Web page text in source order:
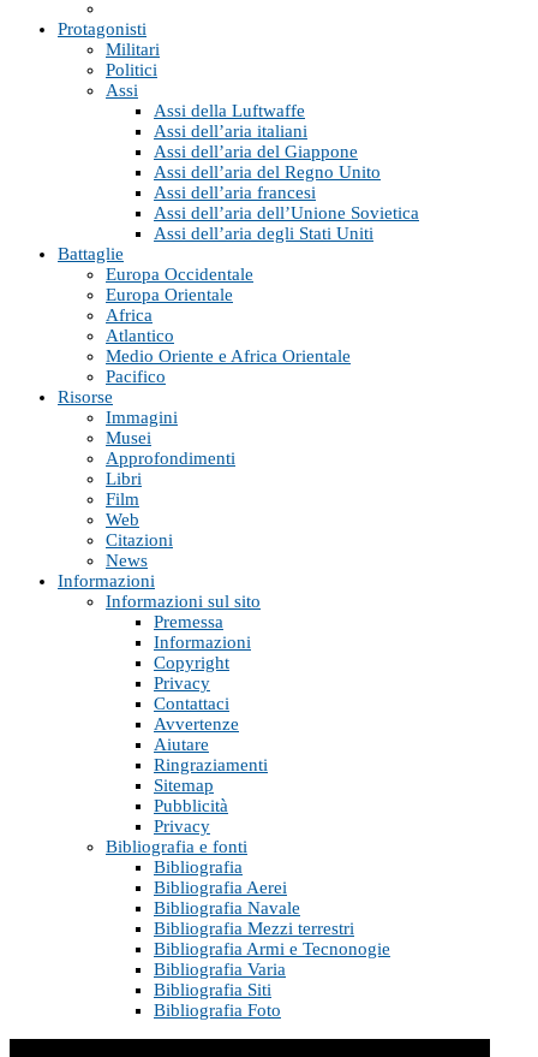
Protagonisti
Militari
Politici
Assi
Assi della Luftwaffe
Assi dell’aria italiani
Assi dell’aria del Giappone
Assi dell’aria del Regno Unito
Assi dell’aria francesi
Assi dell’aria dell’Unione Sovietica
Assi dell’aria degli Stati Uniti
Battaglie
Europa Occidentale
Europa Orientale
Africa
Atlantico
Medio Oriente e Africa Orientale
Pacifico
Risorse
Immagini
Musei
Approfondimenti
Libri
Film
Web
Citazioni
News
Informazioni
Informazioni sul sito
Premessa
Informazioni
Copyright
Privacy
Contattaci
Avvertenze
Aiutare
Ringraziamenti
Sitemap
Pubblicità
Privacy
Bibliografia e fonti
Bibliografia
Bibliografia Aerei
Bibliografia Navale
Bibliografia Mezzi terrestri
Bibliografia Armi e Tecnonogie
Bibliografia Varia
Bibliografia Siti
Bibliografia Foto